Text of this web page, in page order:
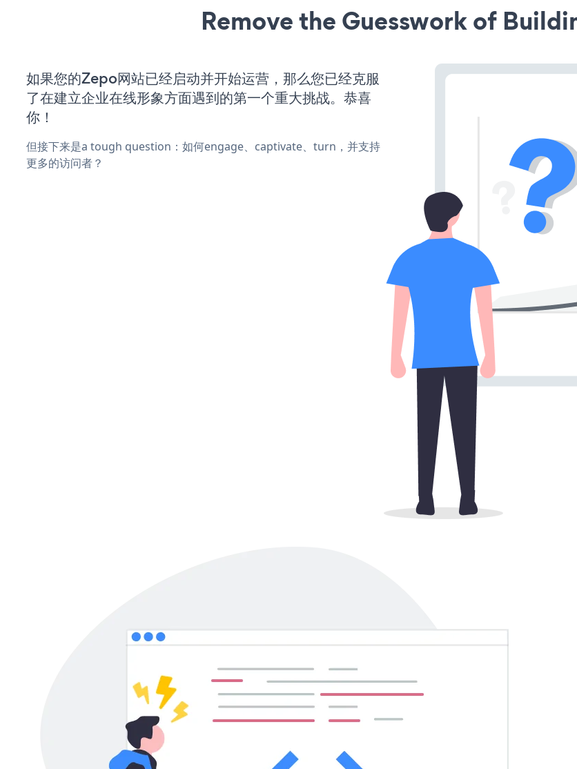
Remove the Guesswork of
如果您的Zepo网站已经启动并开始运营，那么您已经克服
了在建立企业在线形象方面遇到的第一个重大挑战。恭喜
你！
但接下来是a tough question：如何engage、captivate、turn，并支持
更多的访问者？